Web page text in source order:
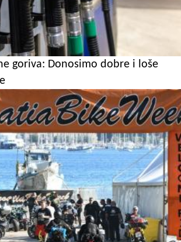
goriva: Donosimo dobre i loše